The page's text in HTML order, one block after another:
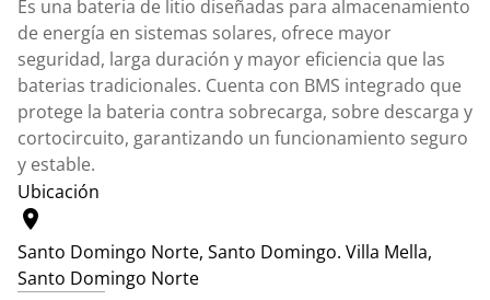
Es una bateria de litio diseñadas para almacenamiento
de energía en sistemas solares, ofrece mayor
seguridad, larga duración y mayor eficiencia que las
baterias tradicionales. Cuenta con BMS integrado que
protege la bateria contra sobrecarga, sobre descarga y
cortocircuito, garantizando un funcionamiento seguro
y estable.
Ubicación
location_on
Santo Domingo Norte, Santo Domingo. Villa Mella,
Santo Domingo Norte